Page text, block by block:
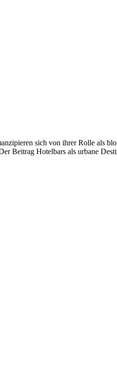
sich von ihrer Rolle als
Beitrag Hotelbars als urbane